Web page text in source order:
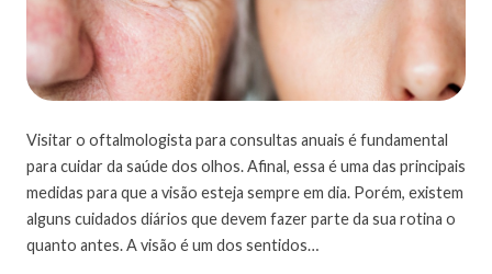
Visitar o oftalmologista para consultas anuais é fundamental
para cuidar da saúde dos olhos. Afinal, essa é uma das principais
medidas para que a visão esteja sempre em dia. Porém, existem
alguns cuidados diários que devem fazer parte da sua rotina o
quanto antes. A visão é um dos sentidos…